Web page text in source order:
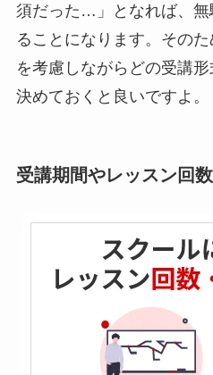
須だった…」となれば、無
ることになります。その
を考慮しながらどの受講
決めておくと良いですよ。
受講期間やレッスン回